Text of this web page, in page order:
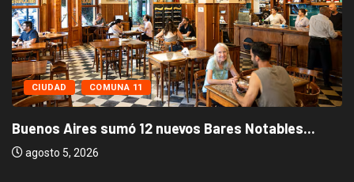
CIUDAD COMUNA 11
Buenos Aires sumó 12 nuevos Bares Notables...
agosto 5, 2026